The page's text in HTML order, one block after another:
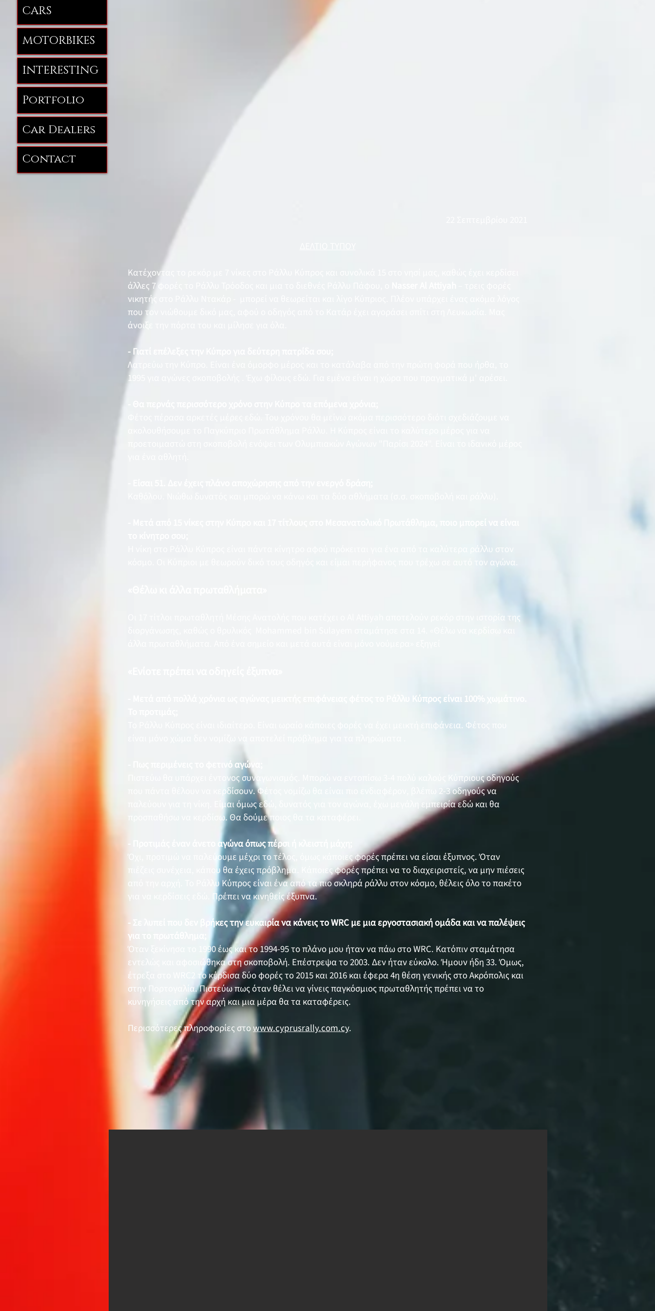
CARS
MOTORBIKES
INTERESTING
Portfolio
Car Dealers
Contact
Κατέχοντας το ρεκόρ με 7 νίκες στο Ράλλυ Κύπρος και συνολικά 15 στο νησί μας, καθώς έχει κερδίσει
άλλες 7 φορές το Ράλλυ Τρόοδος και μια το διεθνές Ράλλυ Πάφου, ο
νικητής στο Ράλλυ Ντακάρ - μπορεί να θεωρείται και λίγο Κύπριος. Πλέον υπάρχει ένας ακόμα λόγος
που τον νιώθουμε δικό μας, αφού ο οδηγός από το Κατάρ έχει αγοράσει σπίτι στη Λευκωσία. Μας
άνοιξε την πόρτα του και μίλησε για όλα.
- Γιατί επέλεξες την Κύπρο για δεύτερη πατρίδα σου;
Λατρεύω την Κύπρο. Είναι ένα όμορφο μέρος και το κατάλαβα από την πρώτη φορά που ήρθα, το
1995 για αγώνες σκοποβολής . Έχω φίλους εδώ. Για εμένα είναι η χώρα που πραγματικά μ' αρέσει.
Η νίκη στο Ράλλυ Κύπρος είναι πάντα κίνητρο αφού πρόκειται για ένα από τα καλύτερα ράλλυ στον
κόσμο. Οι Κύπριοι με θεωρούν δικό τους οδηγός και είμαι περήφανος που τρέχω σε αυτό τον αγώνα.
Οι 17 τίτλοι πρωταθλητή Μέσης Ανατολής που κατέχει ο Al Attiyah αποτελούν ρεκόρ στην ιστορία της
- Μετά από πολλά χρόνια ως αγώνας μεικτής επιφάνειας φέτος το Ράλλυ Κύπρος είναι 100% χωμάτινο.
Το Ράλλυ Κύπρος είναι ιδιαίτερο. Είναι ωραίο κάποιες φορές να έχει μεικτή επιφάνεια. Φέτος που
- Πως περιμένεις το φετινό αγώνα;
Πιστεύω θα υπάρχει έντονος συναγωνισμός. Μπορώ να εντοπίσω 3-4 πολύ καλούς Κύπριους οδηγούς
που πάντα θέλουν να κερδίσουν. Φέτος νομίζω θα είναι πιο ενδιαφέρον, βλέπω 2-3 οδηγούς να
παλεύουν για τη νίκη. Είμαι όμως εδώ, δυνατός για τον αγώνα, έχω μεγάλη εμπειρία εδώ και θα
προσπαθήσω να κερδίσω. Θα δούμε ποιος θα τα καταφέρει.
- Προτιμάς έναν άνετο αγώνα όπως πέρσι ή κλειστή μάχη;
Όχι, προτιμώ να παλεύουμε μέχρι το τέλος, όμως κάποιες φορές πρέπει να είσαι έξυπνος. Όταν
πιέζεις συνέχεια, κάπου θα έχεις πρόβλημα. Κάποιες φορές πρέπει να το διαχειριστείς, να μην πιέσεις
από την αρχή. Το Ράλλυ Κύπρος είναι ένα από τα πιο σκληρά ράλλυ στον κόσμο, θέλεις όλο το πακέτο
για να κερδίσεις εδώ. Πρέπει να κινηθείς έξυπνα.
- Σε λυπεί που δεν βρήκες την ευκαιρία να κάνεις το WRC με μια εργοστασιακή ομάδα και να παλέψεις
για το πρωτάθλημα;
Όταν ξεκίνησα το 1990 έως και το 1994-95 το πλάνο μου ήταν να πάω στο WRC. Κατόπιν σταμάτησα
εντελώς και αφοσιώθηκα στη σκοποβολή. Επέστρεψα το 2003. Δεν ήταν εύκολο. Ήμουν ήδη 33. Όμως,
έτρεξα στο WRC2 το κέρδισα δύο φορές το 2015 και 2016 και έφερα 4η θέση γενικής στο Ακρόπολις και
στην Πορτογαλία. Πιστεύω πως όταν θέλει να γίνεις παγκόσμιος πρωταθλητής πρέπει να το
κυνηγήσεις από την αρχή και μια μέρα θα τα καταφέρεις.
Περισσότερες πληροφορίες στοwww.cyprusrally.com.cy.